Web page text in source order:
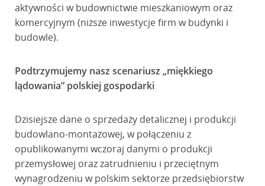
aktywności w budownictwie mieszkaniowym oraz
komercyjnym (niższe inwestycje firm w budynki i
budowle).
Podtrzymujemy nasz scenariusz „miękkiego
lądowania” polskiej gospodarki
Dzisiejsze dane o sprzedaży detalicznej i produkcji
budowlano-montażowej, w połączeniu z
opublikowanymi wczoraj danymi o produkcji
przemysłowej oraz zatrudnieniu i przeciętnym
wynagrodzeniu w polskim sektorze przedsiębiorstw